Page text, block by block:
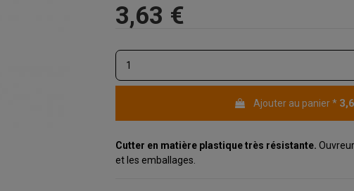
3,63 €
Ajouter au panier*
Cutter en matière plastique très résistante.
et les emballages.